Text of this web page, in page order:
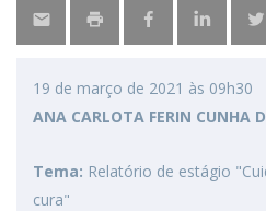
19 de março de 2021 às 09h30
ANA CARLOTA FERIN CUNHA
Tema: Relatório de estágio
cura"